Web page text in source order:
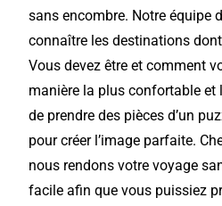
sans encombre. Notre équipe
connaître les destinations
Vous devez être et comment
manière la plus confortable et
de prendre des pièces d’un
pour créer l’image parfaite.
nous rendons votre voyage
facile afin que vous puissiez